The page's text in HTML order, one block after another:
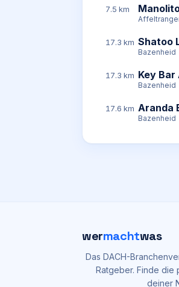
7.5 km
17.3 km Shatoo
Bazenheid
17.3 km Key Bar
Bazenheid
17.6 km Aranda
Bazenheid
wermachtwas
Das DACH-
Ratgeber. Finde die
deiner